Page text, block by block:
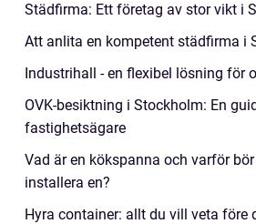
Städfirma: Ett företag av stor vikt i
Att anlita en kompetent städfirma i
Industrihall - en flexibel lösning för
OVK-besiktning i Stockholm: En
fastighetsägare
Vad är en kökspanna och varför
installera en?
Hyra container: allt du vill veta före